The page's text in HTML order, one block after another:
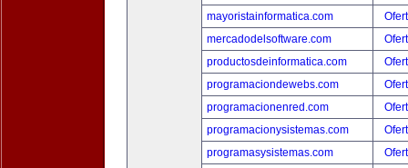
mayoristainformatica.com
mercadodelsoftware.com
productosdeinformatica.com
programaciondewebs.com
programacionenred.com
programacionysistemas.com
programasysistemas.com